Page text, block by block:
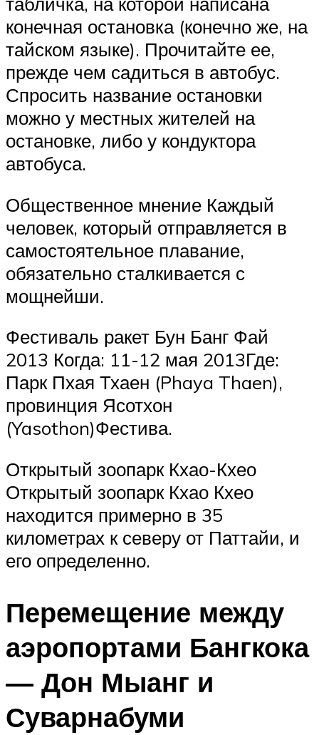
конечная остановка (конечно же, на
тайском языке). Прочитайте ее,
прежде чем садиться в автобус.
Спросить название остановки
можно у местных жителей на
остановке, либо у кондуктора
автобуса.
Общественное мнение Каждый
человек, который отправляется в
самостоятельное плавание,
обязательно сталкивается с
мощнейши.
Фестиваль ракет Бун Банг Фай
2013 Когда: 11-12 мая 2013Где:
Парк Пхая Тхаен (Phaya Thaen),
провинция Ясотхон
(Yasothon)Фестива.
Открытый зоопарк Кхао-Кхео
Открытый зоопарк Кхао Кхео
находится примерно в 35
километрах к северу от Паттайи, и
его определенно.
Перемещение между
аэропортами Бангкока
— Дон Мыанг и
Суварнабуми